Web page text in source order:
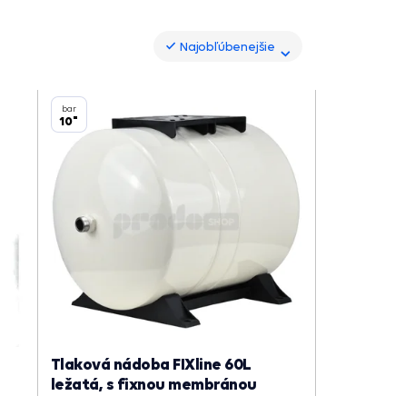
Najobľúbenejšie
bar
10"
Tlaková nádoba FIXline 60L
ležatá, s fixnou membránou